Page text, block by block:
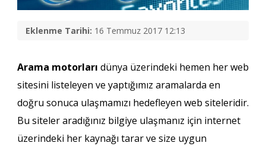
Eklenme Tarihi: 16 Temmuz 2017 12:13
Arama motorları dünya üzerindeki hemen her web
sitesini listeleyen ve yaptığımız aramalarda en
doğru sonuca ulaşmamızı hedefleyen web siteleridir.
Bu siteler aradığınız bilgiye ulaşmanız için internet
üzerindeki her kaynağı tarar ve size uygun